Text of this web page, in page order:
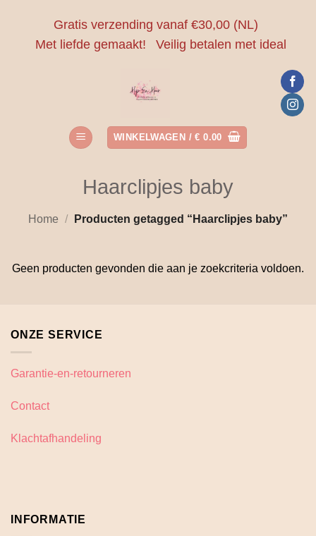
Gratis verzending vanaf €30,00 (NL)
Met liefde gemaakt!
Veilig betalen met ideal
WINKELWAGEN /€ 0.00
Haarclipjes baby
Home / Producten getagged “Haarclipjes baby”
Geen producten gevonden die aan je zoekcriteria voldoen.
ONZE SERVICE
Garantie-en-retourneren
Contact
Klachtafhandeling
INFORMATIE